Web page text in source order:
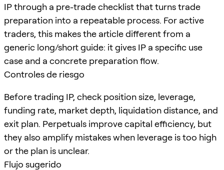
IP through a pre-trade checklist that turns trade
preparation into a repeatable process. For active
traders, this makes the article different from a
generic long/short guide: it gives IP a specific use
case and a concrete preparation flow.
Controles de riesgo
Before trading IP, check position size, leverage,
funding rate, market depth, liquidation distance, and
exit plan. Perpetuals improve capital efficiency, but
they also amplify mistakes when leverage is too high
or the plan is unclear.
Flujo sugerido